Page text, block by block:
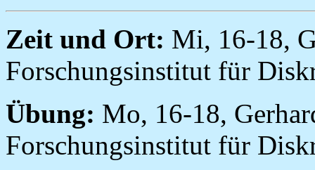
Zeit und Ort: Mi, 16-18,
Forschungsinstitut für
Übung: Mo, 16-18,
Forschungsinstitut für